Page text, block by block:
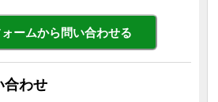
ォームから問い合わせる
合わせ